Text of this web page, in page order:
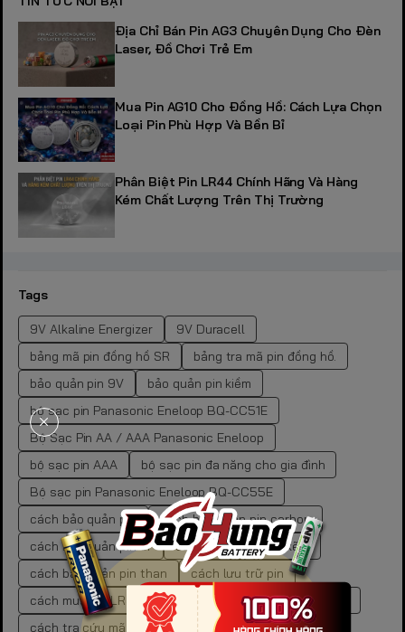
Địa Chỉ Bán Pin AG3 Chuyên Dụng Cho Đèn
Laser, Đồ Chơi Trẻ Em
Mua Pin AG10 Cho Đồng Hồ: Cách Lựa Chọn
Loại Pin Phù Hợp Và Bền Bỉ
Phân Biệt Pin LR44 Chính Hãng Và Hàng
Kém Chất Lượng Trên Thị Trường
Tags
9V Alkaline Energizer
9V Duracell
bảng mã pin đồng hồ SR
bảng tra mã pin đồng hồ.
bảo quản pin 9V
bảo quản pin kiềm
bộ sạc pin Panasonic Eneloop BQ-CC51E
Bộ Sạc Pin AA / AAA Panasonic Eneloop
bộ sạc pin AAA
bộ sạc pin đa năng cho gia đình
Bộ sạc pin Panasonic Eneloop BQ-CC55E
cách bảo quản pin
cách bảo quản pin carbon
cách bảo quản pin cr
cách bảo quản pin kẽm
cách bảo quản pin than
cách lưu trữ pin
cách mua pin LR44 chính hãng
cách tra cứu mã pin
cách tra cứu mã pin đồng hồ